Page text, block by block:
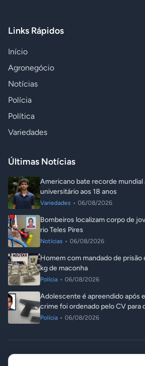
Links Rápidos
Início
Agronegócio
Notícias
Polícia
Política
Variedades
Últimas Notícias
Americano bate recorde
universitário aos 18 anos
Variedades • 06/08/2026
Bombeiros localizam corpo de
rio Teles Pires
Notícias • 06/08/2026
Homem com mandado de prisão
kg de maconha
Polícia • 06/08/2026
Adolescente é apreendido após
crime foi ordenado pelo CV para
Polícia • 06/08/2026
© 2026 ITA Notícias. Todos os